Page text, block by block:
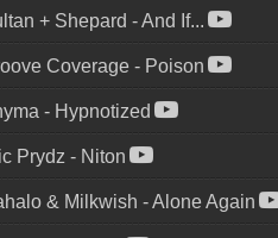
+ Shepard -And If...
Coverage - Poison
- Hypnotized
Prydz - Niton
& Milkwish -Alone Again